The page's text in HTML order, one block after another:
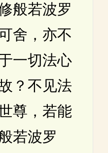
般若波罗
舍，亦不
一切法心
？不见法
尊，若能
若波罗